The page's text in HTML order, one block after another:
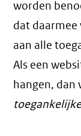
worden
dat
aan alle
Als een
hangen, dan